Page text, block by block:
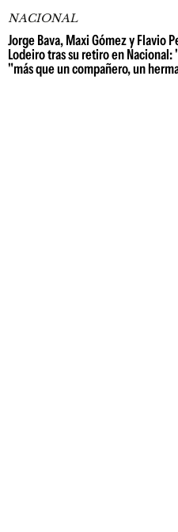
NACIONAL
Jorge Bava, Maxi Gómez y Flavio
Lodeiro tras su retiro en
"más que un compañero, un